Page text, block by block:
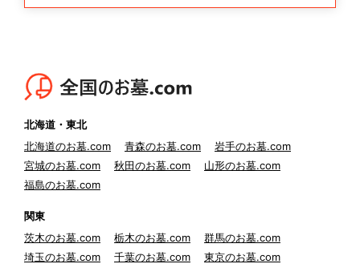
北海道・東北
北海道のお墓.com
青森のお墓.com
岩手のお墓.com
宮城のお墓.com
秋田のお墓.com
山形のお墓.com
福島のお墓.com
関東
茨木のお墓.com
栃木のお墓.com
群馬のお墓.com
埼玉のお墓.com
千葉のお墓.com
東京のお墓.com